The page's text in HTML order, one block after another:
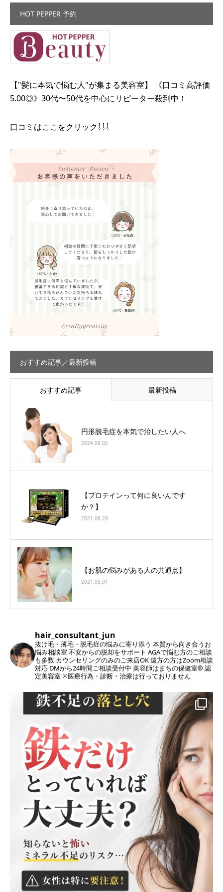
HOT PEPPER 予約
【"髪に本気で悩む人"が集まる美容室】 《口コミ高評価
5.00◎》30代〜50代を中心にリピーター殺到中！
口コミはここをクリック⇩⇩⇩
おすすめ記事／最新投稿
おすすめ記事 最新投稿
円形脱毛症を本気で治したい人へ
2024.08.02
【プロテインって何に良いんです
か？】
2021.08.28
【お肌の悩みがある人の共通点】
2021.05.01
hair_consultant_jun
抜け毛・薄毛・脱毛症の悩みに寄り添う 本質から向き合うお
悩み相談室不安からの脱却をサポート AGAで悩む方のご相談
も多数 カウンセリングのみのご来店OK遠方の方はZoom相談
対応 DMから24時間ご相談受付中 美容師はまちの保健室®︎ 認
定美容室※医療行為・診断・治療は行っておりません